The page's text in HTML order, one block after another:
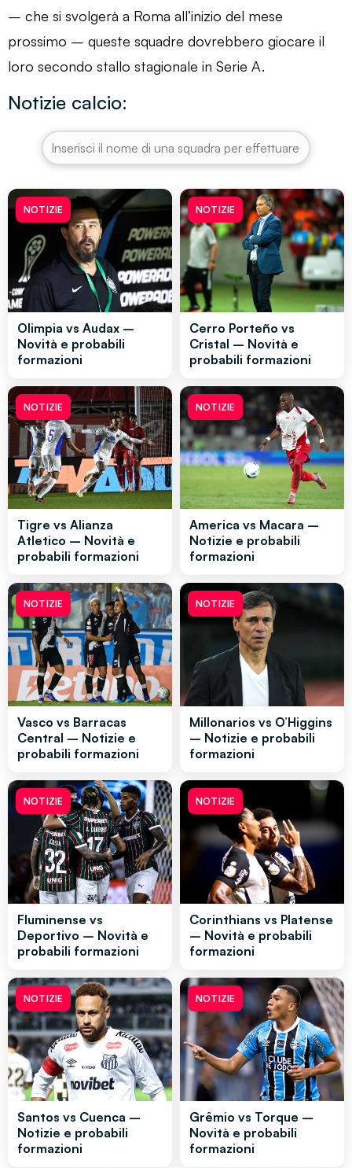
– che si svolgerà a Roma all’inizio del mese
prossimo – queste squadre dovrebbero giocare il
loro secondo stallo stagionale in Serie A.
Notizie calcio:
NOTIZIE
Olimpia vs Audax –
Novità e probabili
formazioni
NOTIZIE
Cerro Porteño vs
Cristal – Novità e
probabili formazioni
NOTIZIE
Tigre vs Alianza
Atletico – Novità e
probabili formazioni
NOTIZIE
America vs Macara –
Notizie e probabili
formazioni
NOTIZIE
Vasco vs Barracas
Central – Notizie e
probabili formazioni
NOTIZIE
Millonarios vs O’Higgins
– Notizie e probabili
formazioni
NOTIZIE
Fluminense vs
Deportivo – Novità e
probabili formazioni
NOTIZIE
Corinthians vs Platense
– Novità e probabili
formazioni
NOTIZIE
Santos vs Cuenca –
Notizie e probabili
formazioni
NOTIZIE
Grêmio vs Torque –
Novità e probabili
formazioni